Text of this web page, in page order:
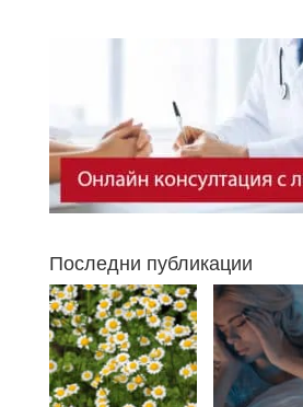
Последни публикации